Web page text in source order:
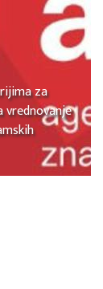
za
vrednovanje